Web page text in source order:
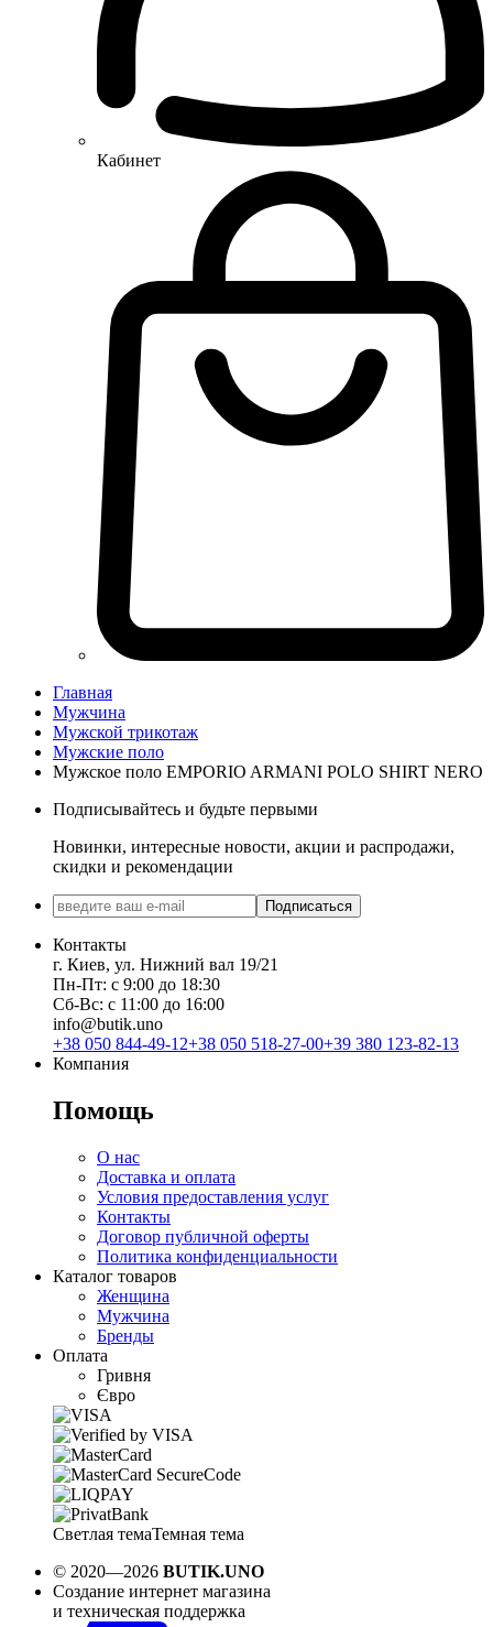
Кабинет
Главная
Мужчина
Мужской трикотаж
Мужские поло
Мужское поло EMPORIO ARMANI POLO SHIRT NERO
Подписывайтесь и будьте первыми
Новинки, интересные новости, акции и распродажи,
скидки и рекомендации
Подписаться
Контакты
г. Киев, ул. Нижний вал 19/21
Пн-Пт: с 9:00 до 18:30
Сб-Вс: с 11:00 до 16:00
info@butik.uno
+38 050 844-49-12+38 050 518-27-00+39 380 123-82-13
Компания
Помощь
О нас
Доставка и оплата
Условия предоставления услуг
Контакты
Договор публичной оферты
Политика конфиденциальности
Каталог товаров
Женщина
Мужчина
Бренды
Оплата
Гривня
Євро
Светлая темаТемная тема
© 2020—2026 BUTIK.UNO
Создание интернет магазина
и техническая поддержка